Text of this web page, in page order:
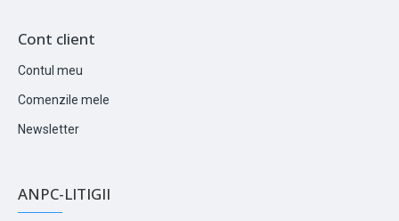
Cont client
Contul meu
Comenzile mele
Newsletter
ANPC-LITIGII